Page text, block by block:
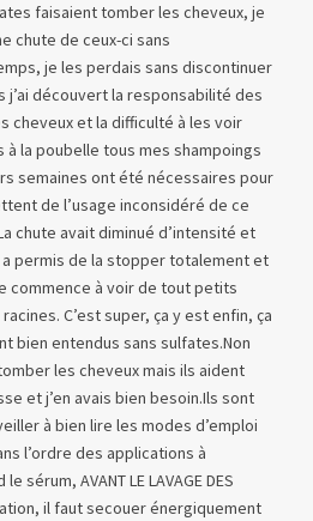
faisaient tomber les cheveux, je
chute de ceux-ci sans
je les perdais sans discontinuer
j’ai découvert la responsabilité des
cheveux et la difficulté à les voir
à la poubelle tous mes shampoings
semaines ont été nécessaires pour
de l’usage inconsidéré de ce
chute avait diminué d’intensité et
permis de la stopper totalement et
commence à voir de tout petits
C’est super, ça y est enfin, ça
bien entendus sans sulfates.Non
les cheveux mais ils aident
et j’en avais bien besoin.Ils sont
à bien lire les modes d’emploi
l’ordre des applications à
sérum, AVANT LE LAVAGE DES
il faut secouer énergiquement